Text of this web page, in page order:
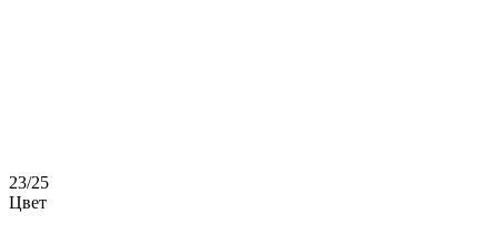
23/25
Цвет